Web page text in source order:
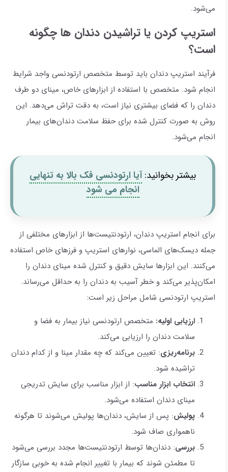
می‌شود.
استریپ کردن یا تراشیدن دندان ها چگونه
است؟
فرآیند استریپ دندان باید توسط متخصص ارتودنسی واجد شرایط
انجام شود. متخصص با استفاده از ابزارهای خاص، مینای دو طرف
دندان را که فضای بیشتری نیاز است، به دقت تراش می‌دهد. این
روش به صورت کنترل شده برای حفظ سلامت دندان‌های بیمار
انجام می‌شود.
بیشتر بخوانید:آیا ارتودنسی فک بالا به تنهایی
انجام می شود
برای انجام استریپ دندان، ارتودنتیست‌ها از ابزارهای مختلفی از
جمله دیسک‌های الماسی، نوارهای استریپ و فرزهای خاص استفاده
می‌کنند. این ابزارها سایش دقیق و کنترل شده مینای دندان را
امکان‌پذیر می‌کند و خطر آسیب به دندان را به حداقل می‌رساند.
استریپ ارتودنسی شامل مراحل زیر است:
ارزیابی اولیه: متخصص ارتودنسی نیاز بیمار به فضا و
سلامت دندان را ارزیابی می‌کند.
برنامه‌ریزی: تعیین می‌کند که چه مقدار مینا و از کدام دندان
تراشیده شود.
انتخاب ابزار مناسب: از ابزار مناسب برای سایش تدریجی
مینای دندان استفاده می‌شود.
پولیش: پس از سایش، دندان‌ها پولیش می‌شوند تا هرگونه
ناهمواری صاف شود.
بررسی: دندان‌ها توسط ارتودنتیست‌ها مجدد بررسی می‌شود
تا مطمئن شوند که بیمار با تغییر انجام شده به خوبی سازگار